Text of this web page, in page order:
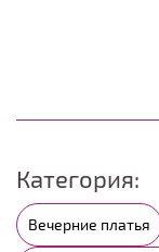
Категория:
Вечерние платья